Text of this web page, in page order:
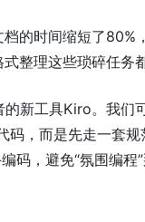
的时间缩短了80%
整理这些琐碎任务
新工具Kiro。我们
码，而是先走一套
码，避免“氛围编程